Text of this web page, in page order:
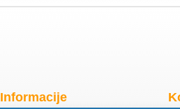
Informacije